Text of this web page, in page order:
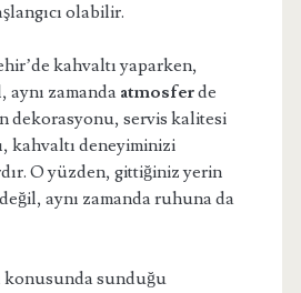
olabilir.
kahvaltı yaparken,
aynı zamanda atmosferde
dekorasyonu, servis kalitesi
kahvaltı deneyiminizi
O yüzden, gittiğiniz yerin
aynı zamanda ruhuna da
konusunda sunduğu